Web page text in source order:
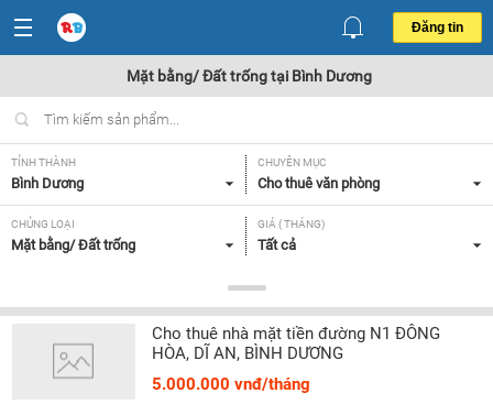
Đăng tin
Mặt bằng/ Đất trống tại Bình Dương
TỈNH THÀNH
Bình Dương
CHUYÊN MỤC
Cho thuê văn phòng
CHỦNG LOẠI
Mặt bằng/ Đất trống
GIÁ ( THÁNG)
Tất cả
Tất cả
TIỆN ÍCH VÀ TRANG THIẾT BỊ
Khu vực tập trung VP,
Cho thuê nhà mặt tiền đường N1 ĐÔNG
HÒA, DĨ AN, BÌNH DƯƠNG
5.000.000 vnđ/tháng